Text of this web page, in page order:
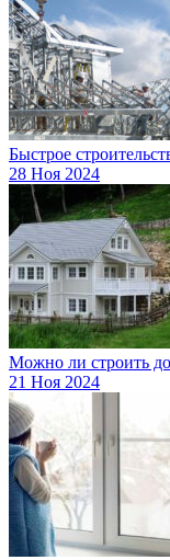
Быстрое
28 Ноя 2024
Можно ли строить
21 Ноя 2024